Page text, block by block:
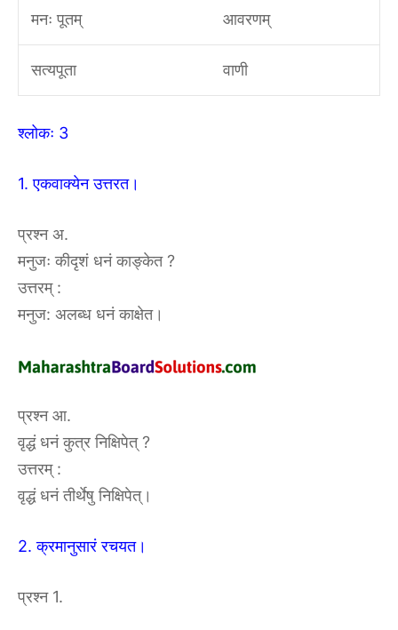
मनः पूतम् आवरणम्
सत्यपूता वाणी
श्लोकः 3
1. एकवाक्येन उत्तरत।
प्रश्न अ.
मनुजः कीदृशं धनं काङ्केत ?
उत्तरम् :
मनुज: अलब्ध धनं काक्षेत।
प्रश्न आ.
वृद्धं धनं कुत्र निक्षिपेत् ?
उत्तरम् :
वृद्धं धनं तीर्थेषु निक्षिपेत्।
2. क्रमानुसारं रचयत।
प्रश्न 1.